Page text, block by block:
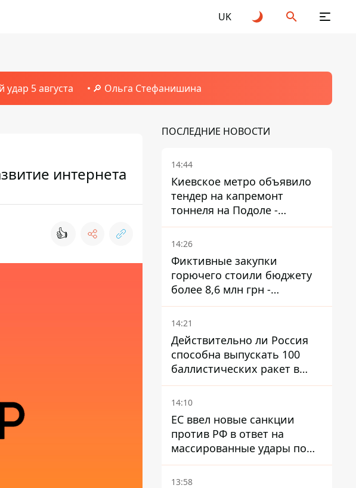
UK
удар 5 августа 🔎 Ольга Стефанишина
интернета
👍
ПОСЛЕДНИЕ НОВОСТИ
14:44
Киевское метро объявило
тендер на капремонт
тоннеля на Подоле -
продлится почти два года
14:26
Фиктивные закупки
горючего стоили бюджету
более 8,6 млн грн -
предприятие возместило
убытки
14:21
Действительно ли Россия
способна выпускать 100
баллистических ракет в
месяц и что с этим делать
14:10
ЕС ввел новые санкции
против РФ в ответ на
массированные удары по
Украине - Каллас раскрыла
детали
13:58